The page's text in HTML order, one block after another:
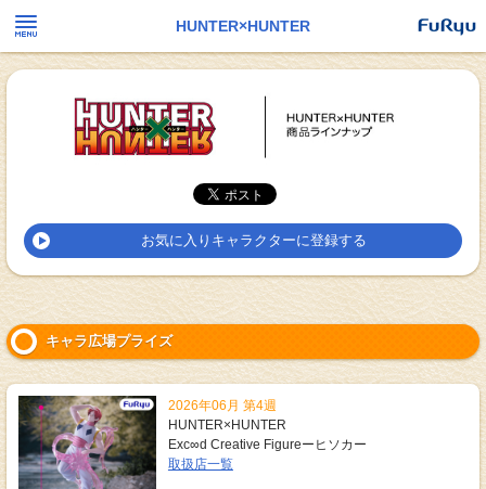
HUNTER×HUNTER
お気に入りキャラクターに登録する
キャラ広場プライズ
2026年06月 第4週
HUNTER×HUNTER
Exc∞d Creative Figureーヒソカー
取扱店一覧